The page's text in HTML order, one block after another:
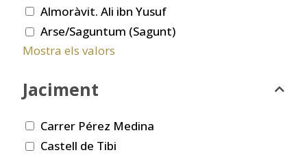
Almoràvit. Ali ibn Yusuf
Arse/Saguntum (Sagunt)
Mostra els valors
Jaciment
Carrer Pérez Medina
Castell de Tibi